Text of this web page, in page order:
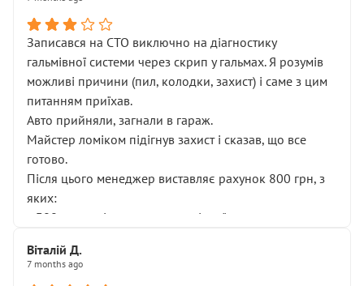
Записався на СТО виключно на діагностику
гальмівної системи через скрип у гальмах. Я розумів
можливі причини (пил, колодки, захист) і саме з цим
питанням приїхав.
Авто прийняли, загнали в гараж.
Майстер ломіком підігнув захист і сказав, що все
готово.
Після цього менеджер виставляє рахунок 800 грн, з
яких:
• 300 грн — діагностика гальмівної системи
НЕ погоджував
Віталій Д.
7 months ago